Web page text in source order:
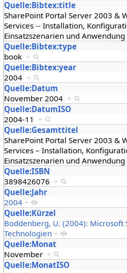
Quelle:Bibtex:title
SharePoint Portal Server 2003 &
Services -- Installation,
Einsatzszenarien und Anwendung
Quelle:Bibtex:type
book +
Quelle:Bibtex:year
2004 +
Quelle:Datum
November 2004 +
Quelle:DatumISO
2004-11 +
Quelle:Gesamttitel
SharePoint Portal Server 2003 &
Services – Installation,
Einsatzszenarien und Anwendung
Quelle:ISBN
3898426076 +
Quelle:Jahr
2004 +
Quelle:Kürzel
Boddenberg, U. (2004): Microsoft
Technologien +
Quelle:Monat
November +
Quelle:MonatISO